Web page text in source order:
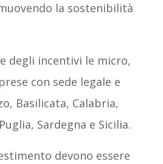
la sostenibilità
degli incentivi le micro,
con sede legale e
Basilicata, Calabria,
Sardegna e Sicilia.
devono essere